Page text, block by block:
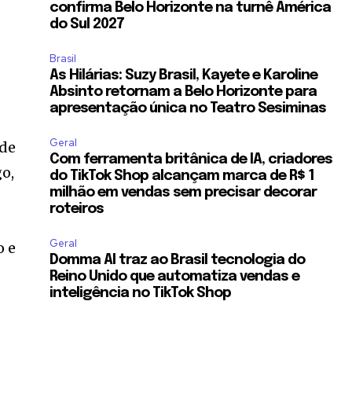
e
confirma Belo Horizonte na turnê América
do Sul 2027
Brasil
As Hilárias: Suzy Brasil, Kayete e Karoline
Absinto retornam a Belo Horizonte para
apresentação única no Teatro Sesiminas
Geral
Com ferramenta britânica de IA, criadores
do TikTok Shop alcançam marca de R$ 1
milhão em vendas sem precisar decorar
roteiros
Geral
Domma AI traz ao Brasil tecnologia do
Reino Unido que automatiza vendas e
inteligência no TikTok Shop